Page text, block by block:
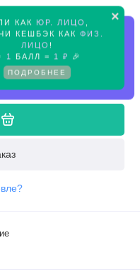
×
КАК ЮР. ЛИЦО
КЕШБЭК КАК ФИЗ.
ЛИЦО !
1 БАЛЛ = 1 ₽ 🎉
ПОДРОБНЕЕ
Предзаказ